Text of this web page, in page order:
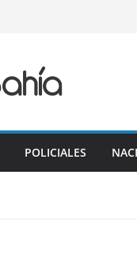
POLICIALES